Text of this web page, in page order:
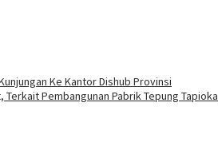
Ke Kantor Dishub Provinsi
Pembangunan Pabrik Tepung Tapioka